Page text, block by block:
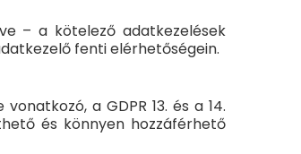
– a kötelező adatkezelések
fenti elérhetőségein.
a GDPR 13. és a 14.
és könnyen hozzáférhető